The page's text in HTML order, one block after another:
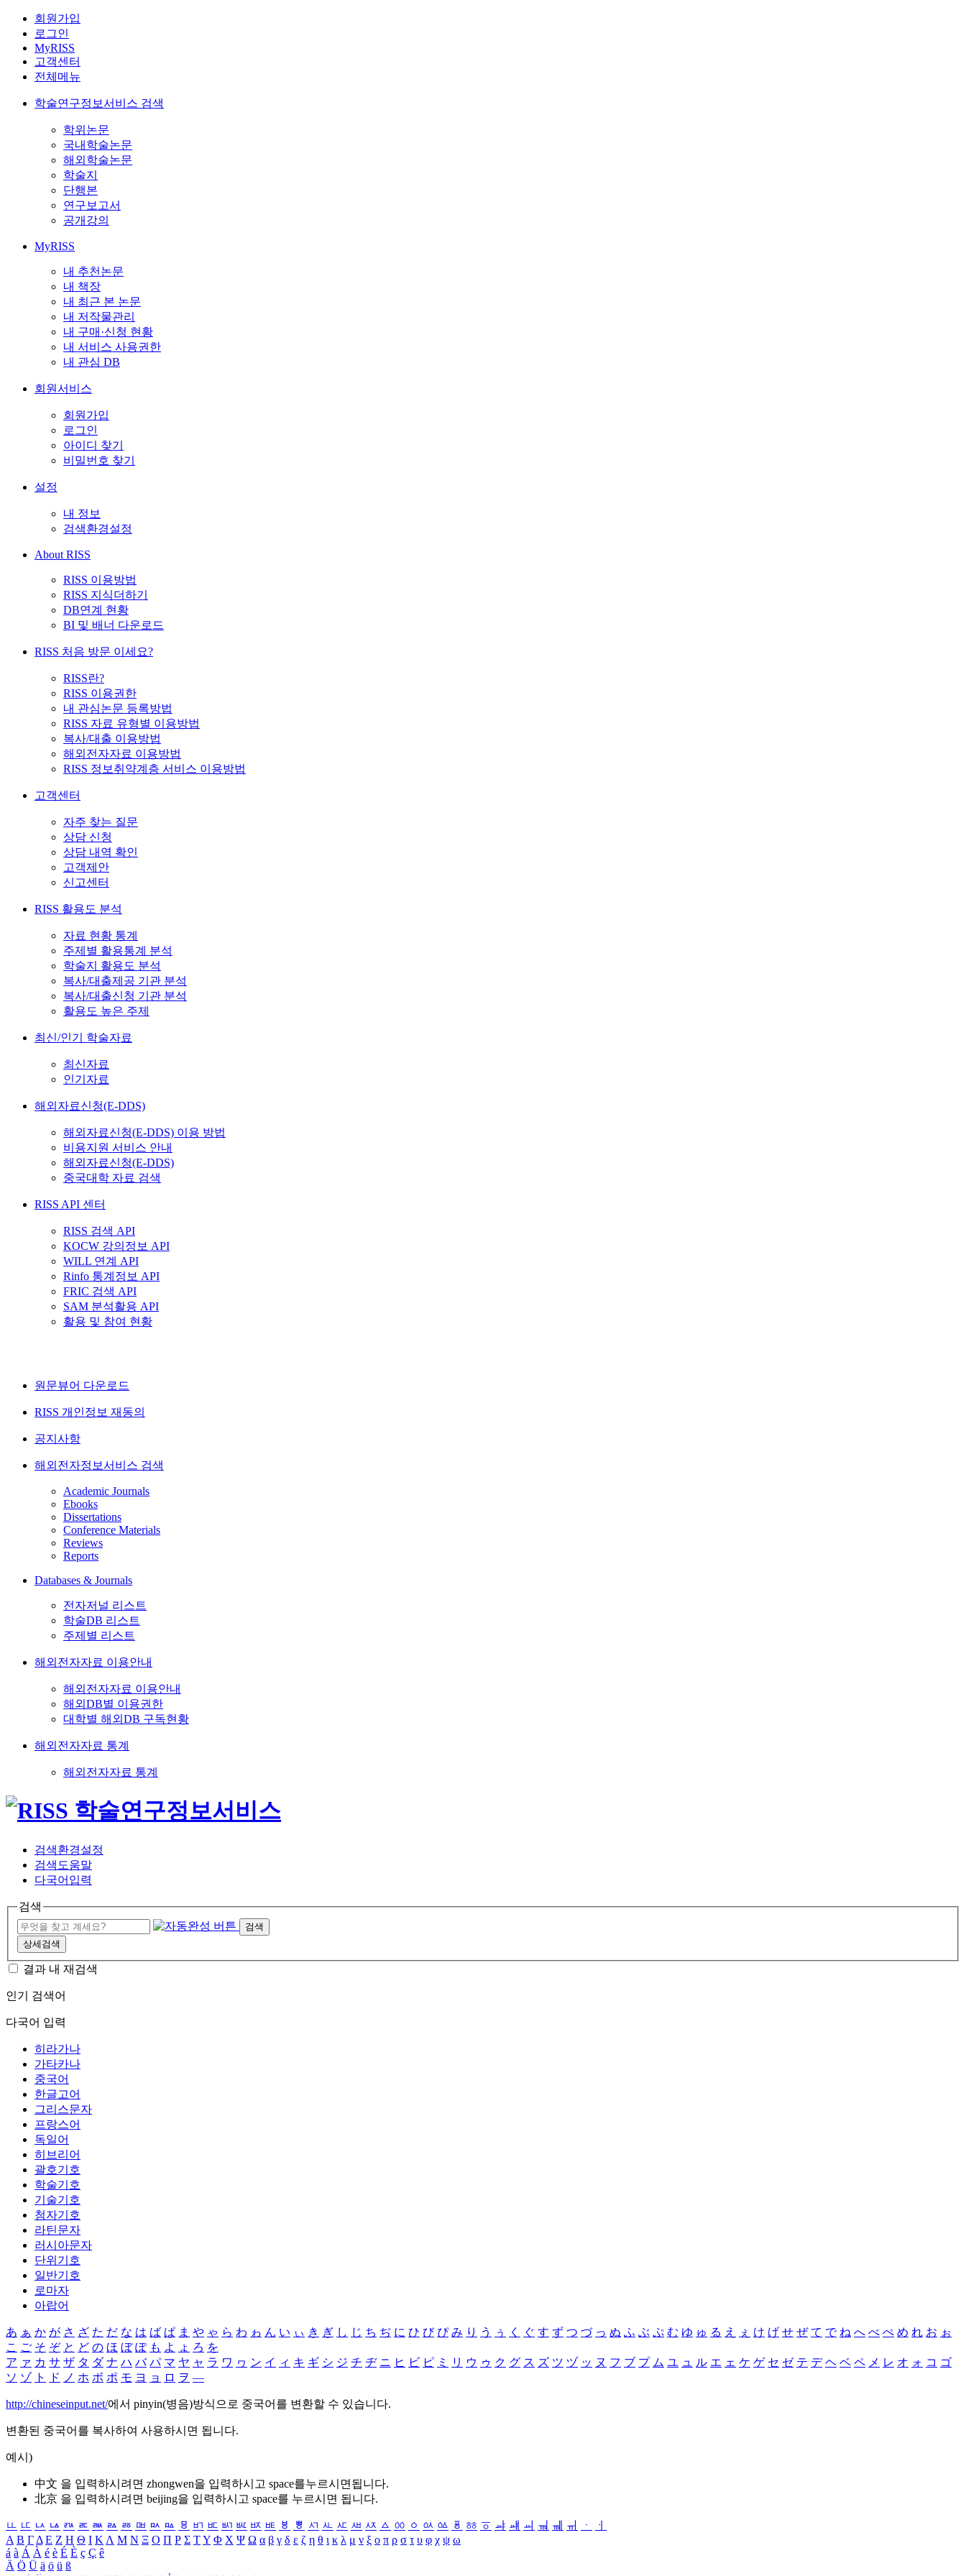
회원가입
로그인
MyRISS
고객센터
전체메뉴
학술연구정보서비스 검색
학위논문
국내학술논문
해외학술논문
학술지
단행본
연구보고서
공개강의
MyRISS
내 추천논문
내 책장
내 최근 본 논문
내 저작물관리
내 구매·신청 현황
내 서비스 사용권한
내 관심 DB
회원서비스
회원가입
로그인
아이디 찾기
비밀번호 찾기
설정
내 정보
검색환경설정
About RISS
RISS 이용방법
RISS 지식더하기
DB연계 현황
BI 및 배너 다운로드
RISS 처음 방문 이세요?
RISS란?
RISS 이용권한
내 관심논문 등록방법
RISS 자료 유형별 이용방법
복사/대출 이용방법
해외전자자료 이용방법
RISS 정보취약계층 서비스 이용방법
고객센터
자주 찾는 질문
상담 신청
상담 내역 확인
고객제안
신고센터
RISS 활용도 분석
자료 현황 통계
주제별 활용통계 분석
학술지 활용도 분석
복사/대출제공 기관 분석
복사/대출신청 기관 분석
활용도 높은 주제
최신/인기 학술자료
최신자료
인기자료
해외자료신청(E-DDS)
해외자료신청(E-DDS) 이용 방법
비용지원 서비스 안내
해외자료신청(E-DDS)
중국대학 자료 검색
RISS API 센터
RISS 검색 API
KOCW 강의정보 API
WILL 연계 API
Rinfo 통계정보 API
FRIC 검색 API
SAM 분석활용 API
활용 및 참여 현황
원문뷰어 다운로드
RISS 개인정보 재동의
공지사항
해외전자정보서비스 검색
Academic Journals
Ebooks
Dissertations
Conference Materials
Reviews
Reports
Databases & Journals
전자저널 리스트
학술DB 리스트
주제별 리스트
해외전자자료 이용안내
해외전자자료 이용안내
해외DB별 이용권한
대학별 해외DB 구독현황
해외전자자료 통계
해외전자자료 통계
검색환경설정
검색도움말
다국어입력
검색
검색
상세검색
결과 내 재검색
인기 검색어
다국어 입력
히라가나
가타카나
중국어
한글고어
그리스문자
프랑스어
독일어
히브리어
괄호기호
학술기호
기술기호
첨자기호
라틴문자
러시아문자
단위기호
일반기호
로마자
아랍어
あ ぁ か が さ ざ た だ な は ば ぱ ま や ゃ ら わ ゎ ん い ぃ き ぎ し じ ち ぢ に ひ び ぴ み り う ぅ く ぐ す ず つ づ っ ぬ ふ ぶ ぷ む ゆ ゅ る え ぇ け げ せ ぜ て で ね へ べ ぺ め れ お ぉ
こ ご そ ぞ と ど の ほ ぼ ぽ も よ ょ ろ を
ア ァ カ サ ザ タ ダ ナ ハ バ パ マ ヤ ャ ラ ワ ヮ ン イ ィ キ ギ シ ジ チ ヂ ニ ヒ ビ ピ ミ リ ウ ゥ ク グ ス ズ ツ ヅ ッ ヌ フ ブ プ ム ユ ュ ル エ ェ ケ ゲ セ ゼ テ デ ヘ ベ ペ メ レ オ ォ コ ゴ
ソ ゾ ト ド ノ ホ ボ ポ モ ヨ ョ ロ ヲ ―
http://chineseinput.net/에서 pinyin(병음)방식으로 중국어를 변환할 수 있습니다.
변환된 중국어를 복사하여 사용하시면 됩니다.
예시)
中文 을 입력하시려면 zhongwen을 입력하시고 space를누르시면됩니다.
北京 을 입력하시려면 beijing을 입력하시고 space를 누르시면 됩니다.
ㅥ ㅦ ㅧ ㅨ ㅩ ㅪ ㅫ ㅬ ㅭ ㅮ ㅯ ㅰ ㅱ ㅲ ㅳ ㅴ ㅵ ㅶ ㅷ ㅸ ㅹ ㅺ ㅻ ㅼ ㅽ ㅾ ㅿ ㆀ ㆁ ㆂ ㆃ ㆄ ㆅ ㆆ ㆇ ㆈ ㆉ ㆊ ㆋ ㆌ ㆍ
ㆎ
Α Β ΓΔ Ε Ζ Η Θ Ι ΚΛ Μ Ν Ξ Ο Π Ρ Σ ΤΥ Φ Χ Ψ Ω α β γ δ ε ζ η θ ι κ λ μ ν ξ ο π ρ σ τ υ φ χ ψ ω
á à Á À é è É È ç Ç ê
Ä Ö Ü ä ö ü ß